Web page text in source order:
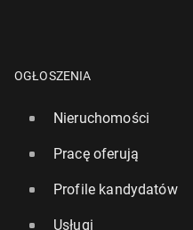
OGŁOSZENIA
Nieruchomości
Pracę oferują
Profile kandydatów
Usługi